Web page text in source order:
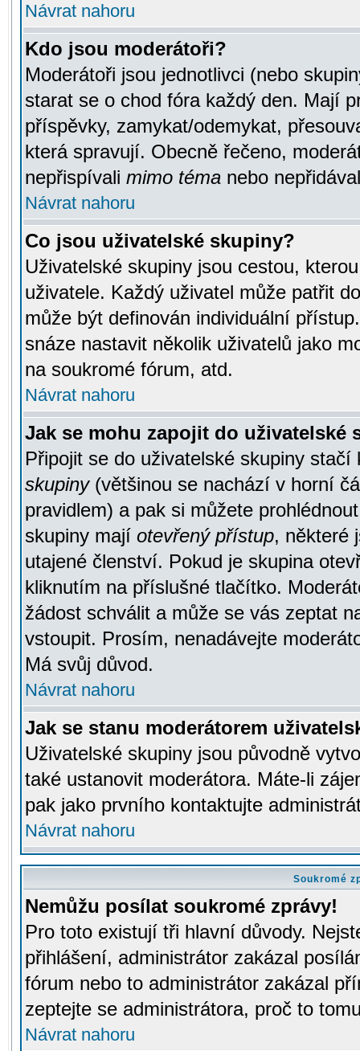
Návrat nahoru
Kdo jsou moderátoři?
Moderátoři jsou jednotlivci (nebo
starat se o chod fóra každý den. Mají
příspěvky, zamykat/odemykat,
která spravují. Obecně řečeno,
nepřispívali mimo téma nebo
Návrat nahoru
Co jsou uživatelské skupiny?
Uživatelské skupiny jsou cestou,
uživatele. Každý uživatel může patřit
může být definován individuální
snáze nastavit několik uživatelů jako
na soukromé fórum, atd.
Návrat nahoru
Jak se mohu zapojit do uživatelské
Připojit se do uživatelské skupiny
skupiny(většinou se nachází v horní
pravidlem) a pak si můžete
skupiny mají otevřený přístup, některé
utajené členství. Pokud je skupina
kliknutím na příslušné tlačítko.
žádost schválit a může se vás zeptat
vstoupit. Prosím, nenadávejte
Má svůj důvod.
Návrat nahoru
Jak se stanu moderátorem
Uživatelské skupiny jsou původně
také ustanovit moderátora. Máte-li
pak jako prvního kontaktujte
Návrat nahoru
Soukromé
Nemůžu posílat soukromé zprávy!
Pro toto existují tři hlavní důvody.
přihlášení, administrátor zakázal
fórum nebo to administrátor zakázal
zeptejte se administrátora, proč to
Návrat nahoru